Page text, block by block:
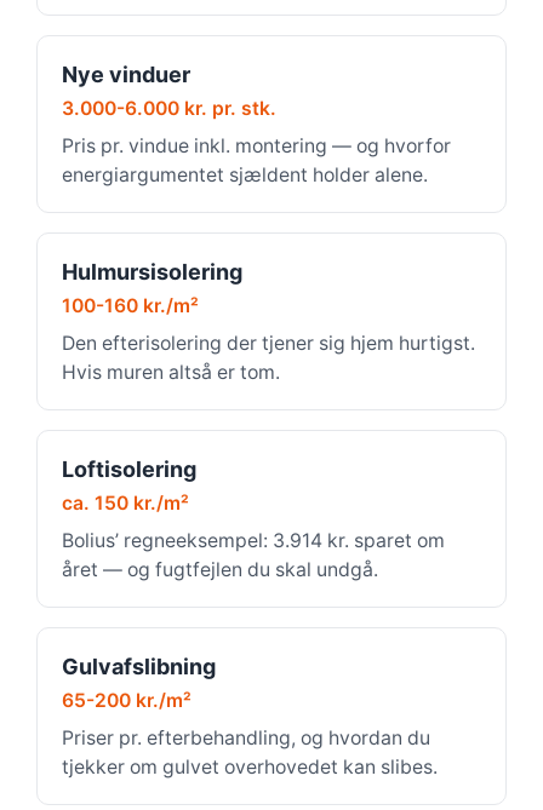
Nye vinduer
3.000-6.000 kr. pr. stk.
Pris pr. vindue inkl. montering — og hvorfor
energiargumentet sjældent holder alene.
Hulmursisolering
100-160 kr./m²
Den efterisolering der tjener sig hjem hurtigst.
Hvis muren altså er tom.
Loftisolering
ca. 150 kr./m²
Bolius’ regneeksempel: 3.914 kr. sparet om
året — og fugtfejlen du skal undgå.
Gulvafslibning
65-200 kr./m²
Priser pr. efterbehandling, og hvordan du
tjekker om gulvet overhovedet kan slibes.